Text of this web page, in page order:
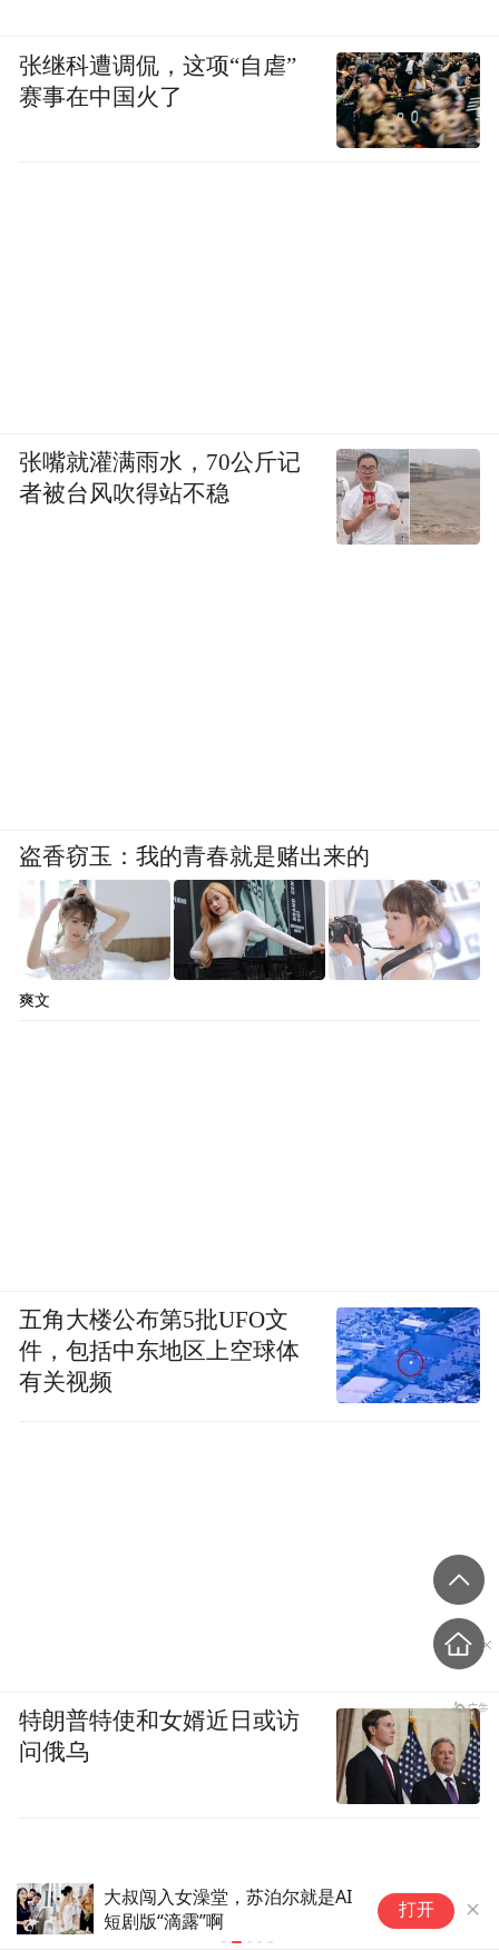
AI办公尚未决出胜负，打工人先
给大厂交了1500“首付”
打开
张继科遭调侃，这项“自虐”
赛事在中国火了
张嘴就灌满雨水，70公斤记
者被台风吹得站不稳
盗香窃玉：我的青春就是赌出来的
爽文
五角大楼公布第5批UFO文
件，包括中东地区上空球体
有关视频
特朗普特使和女婿近日或访
问俄乌